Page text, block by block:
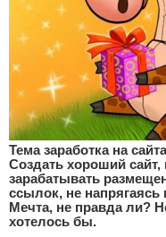
Тема заработка на
Создать хороший сайт,
зарабатывать
ссылок, не напрягаясь
Мечта, не правда ли?
хотелось бы.